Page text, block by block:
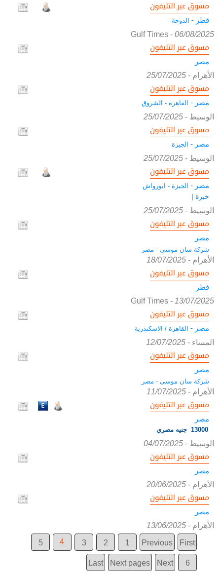
مسوق عبر التليفون
قطر - الدوحة
Gulf Times- 06/08/2025
مسوق عبر التليفون
مصر
الأهرام -
25/07/2025
مسوق عبر التليفون
مصر - القاهرة - الشروق
الوسيط -
25/07/2025
مسوق عبر التليفون
مصر - الجيزة
الوسيط -
25/07/2025
مسوق عبر التليفون
مصر - الجيزة - ابورواش
خبرة |
الوسيط -
25/07/2025
مسوق عبر التليفون
مصر
شركة سان موسى - مصر
الأهرام -
18/07/2025
مسوق عبر التليفون
قطر
Gulf Times- 13/07/2025
مسوق عبر التليفون
مصر - القاهرة / الاسكندرية
المساء -
12/07/2025
مسوق عبر التليفون
مصر
شركة سان موسى - مصر
الأهرام -
11/07/2025
مسوق عبر التليفون
مصر
13000 جنيه مصري
الوسيط -
04/07/2025
مسوق عبر التليفون
مصر
الأهرام -
20/06/2025
مسوق عبر التليفون
مصر
الأهرام -
13/06/2025
First
Previous
1
2
3
4
5
6
Next
Next pages
Last